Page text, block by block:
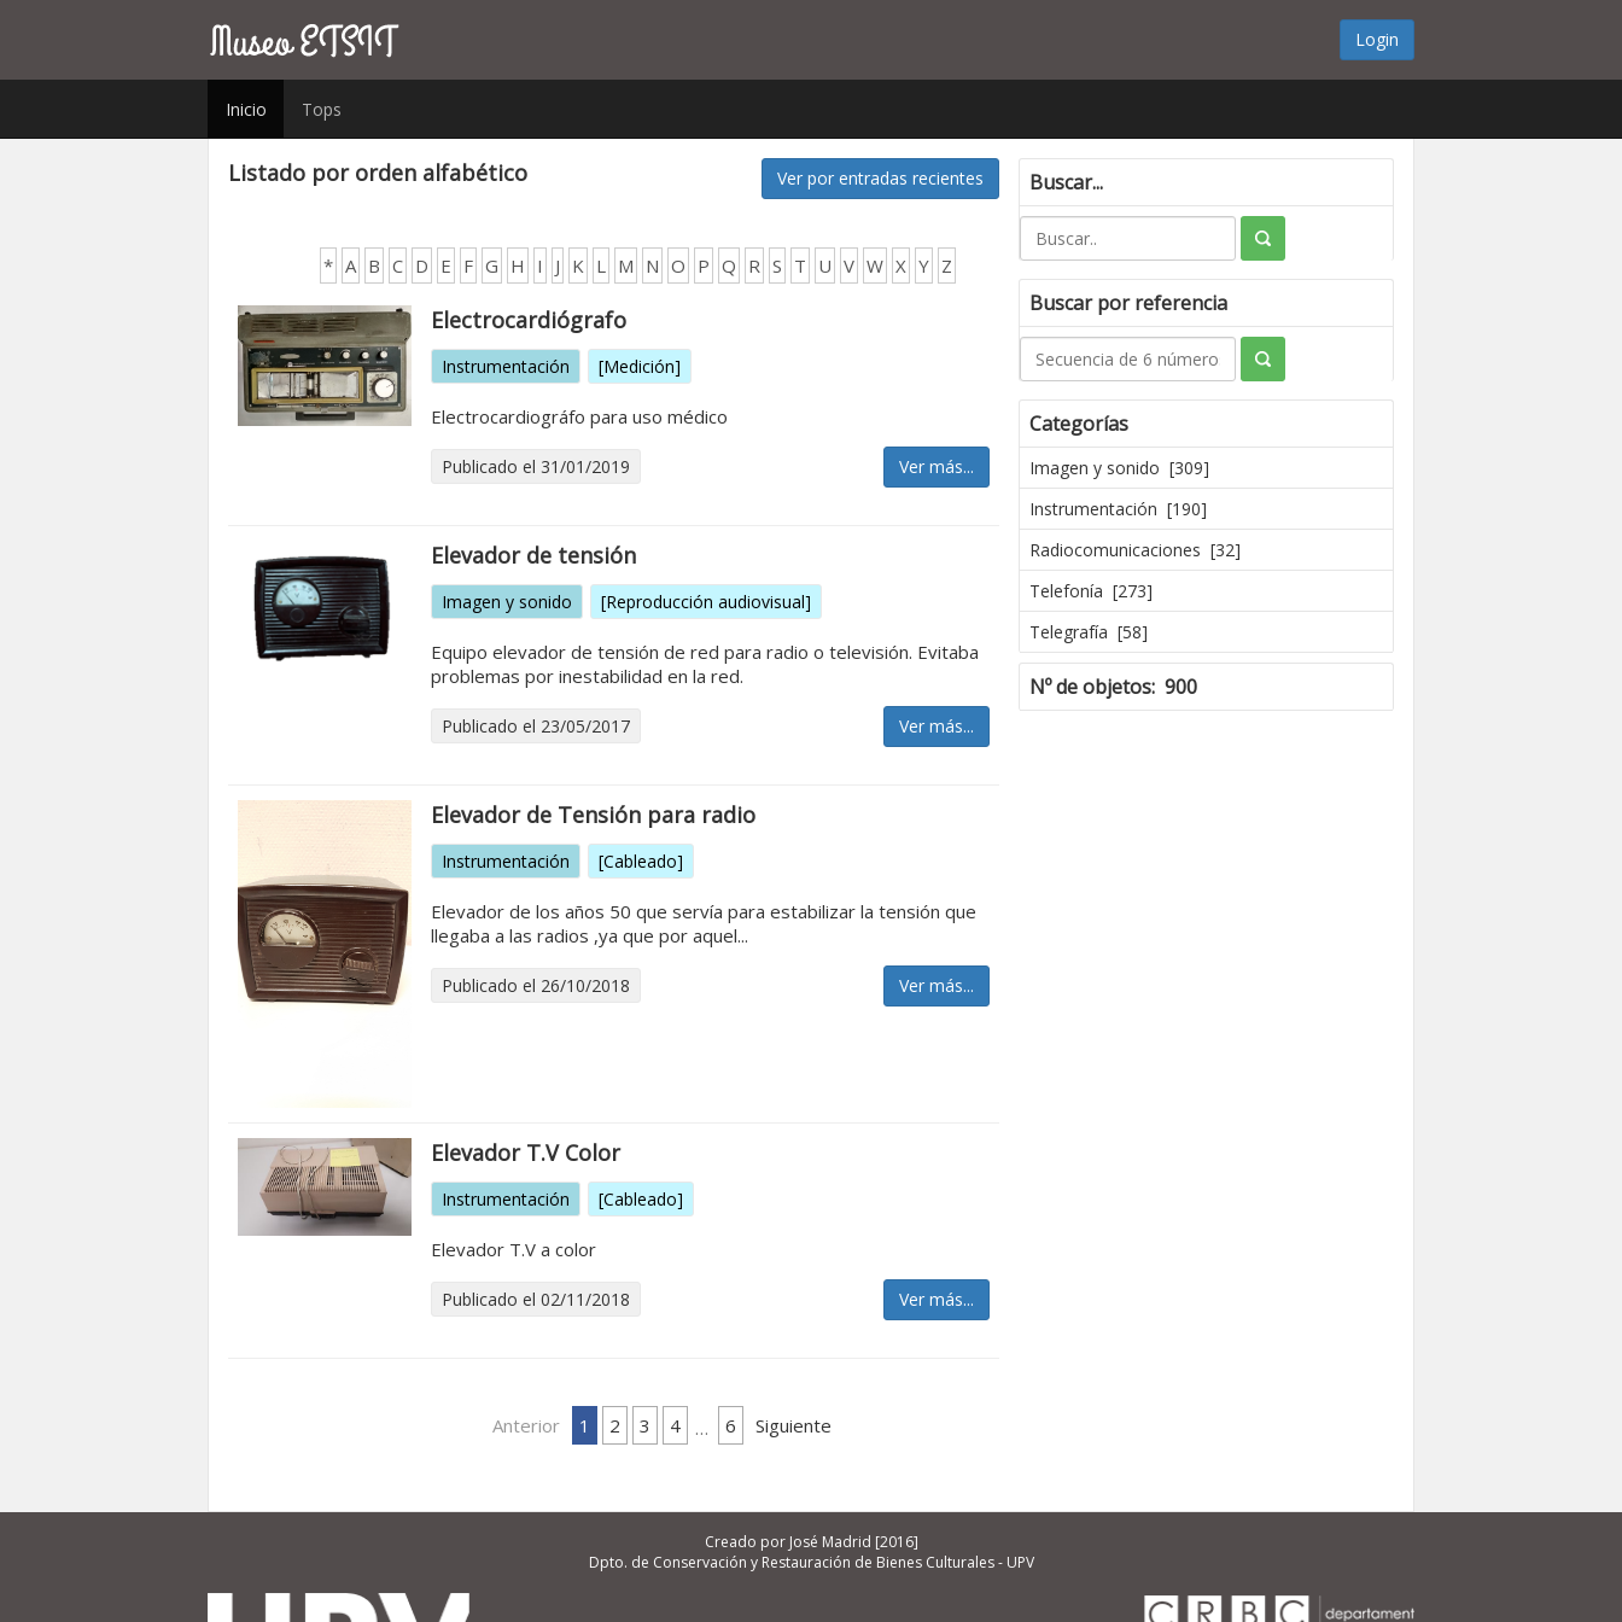
Login
Inicio Tops
Listado por orden alfabético Ver por entradas recientes
* A B C D E F G H I J K L M N O P Q R S T U V W X Y Z
Electrocardiógrafo
Instrumentación [Medición]
Electrocardiográfo para uso médico
Publicado el 31/01/2019 Ver más...
Elevador de tensión
Imagen y sonido [Reproducción audiovisual]
Equipo elevador de tensión de red para radio o televisión. Evitaba
problemas por inestabilidad en la red.
Publicado el 23/05/2017 Ver más...
Elevador de Tensión para radio
Instrumentación [Cableado]
Elevador de los años 50 que servía para estabilizar la tensión que
llegaba a las radios ,ya que por aquel...
Publicado el 26/10/2018 Ver más...
Elevador T.V Color
Instrumentación [Cableado]
Elevador T.V a color
Publicado el 02/11/2018 Ver más...
Anterior 1 2 3 4 … 6 Siguiente
Buscar...
Buscar por referencia
Categorías
Imagen y sonido [309]
Instrumentación [190]
Radiocomunicaciones [32]
Telefonía [273]
Telegrafía [58]
Nº de objetos: 900
Creado por José Madrid [2016]
Dpto. de Conservación y Restauración de Bienes Culturales - UPV